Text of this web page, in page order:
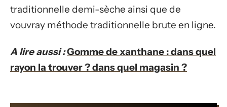
traditionnelle demi-sèche ainsi que de
vouvray méthode traditionnelle brute en ligne.
A lire aussi :Gomme de xanthane : dans quel
rayon la trouver ? dans quel magasin ?